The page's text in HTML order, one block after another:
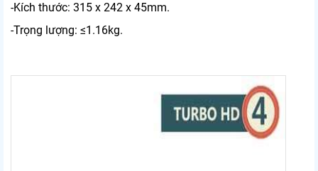
-Kích thước: 315 x 242 x 45mm.
-Trọng lượng: ≤1.16kg.